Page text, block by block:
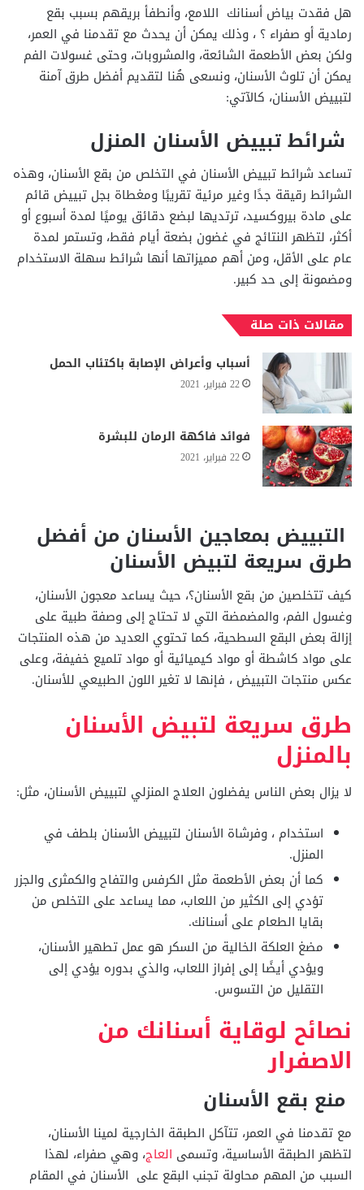
هل فقدت بياض أسنانك اللامع، وأنطفأ بريقهم بسبب بقع
رمادية أو صفراء ؟ ، وذلك يمكن أن يحدث مع تقدمنا ​​في العمر،
ولكن بعض الأطعمة الشائعة، والمشروبات، وحتى غسولات الفم
يمكن أن تلوث الأسنان، ونسعى هُنا لتقديم أفضل طرق آمنة
لتبييض الأسنان، كالآتي:
شرائط تبييض الأسنان المنزل
تساعد شرائط تبييض الأسنان في التخلص من بقع الأسنان، وهذه
الشرائط رقيقة جدًا وغير مرئية تقريبًا ومغطاة بجل تبييض قائم
على مادة بيروكسيد، ترتديها لبضع دقائق يوميًا لمدة أسبوع أو
أكثر، لتظهر النتائج في غضون بضعة أيام فقط، وتستمر لمدة
عام على الأقل، ومن أهم مميزاتها أنها شرائط سهلة الاستخدام
ومضمونة إلى حد كبير.
مقالات ذات صلة
أسباب وأعراض الإصابة باكتئاب الحمل
22 فبراير، 2021
فوائد فاكهة الرمان للبشرة
22 فبراير، 2021
التبييض بمعاجين الأسنان من أفضل
طرق سريعة لتبيض الأسنان
كيف تتخلصين من بقع الأسنان؟، حيث يساعد معجون الأسنان،
وغسول الفم، والمضمضة التي لا تحتاج إلى وصفة طبية على
إزالة بعض البقع السطحية، كما تحتوي العديد من هذه المنتجات
على مواد كاشطة أو مواد كيميائية أو مواد تلميع خفيفة، وعلى
عكس منتجات التبييض ، فإنها لا تغير اللون الطبيعي للأسنان.
طرق سريعة لتبيض الأسنان
بالمنزل
لا يزال بعض الناس يفضلون العلاج المنزلي لتبييض الأسنان، مثل:
استخدام ، وفرشاة الأسنان لتبييض الأسنان بلطف في
المنزل.
كما أن بعض الأطعمة مثل الكرفس والتفاح والكمثرى والجزر
تؤدي إلى الكثير من اللعاب، مما يساعد على التخلص من
بقايا الطعام على أسنانك.
مضغ العلكة الخالية من السكر هو عمل تطهير الأسنان،
ويؤدي أيضًا إلى إفراز اللعاب، والذي بدوره يؤدي إلى
التقليل من التسوس.
نصائح لوقاية أسنانك من
الاصفرار
منع بقع الأسنان
مع تقدمنا ​​في العمر، تتآكل الطبقة الخارجية لمينا الأسنان،
لتظهر الطبقة الأساسية، وتسمى العاج، وهي صفراء، لهذا
السبب من المهم محاولة تجنب البقع على الأسنان في المقام